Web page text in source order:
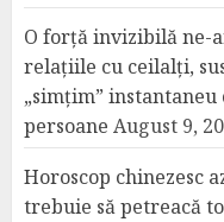
O forță invizibilă ne-
relațiile cu ceilalți,
„simțim”
persoane August 9,
Horoscop chinezesc
trebuie să petreacă